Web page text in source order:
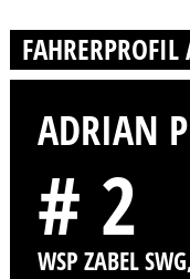
FAHRERPROFIL
ADRIAN
# 2
WSP ZABEL